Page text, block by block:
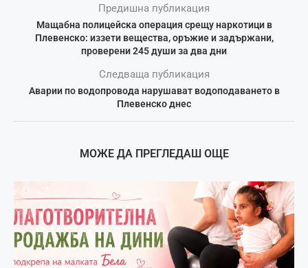
Предишна публикация
Мащабна полицейска операция срещу наркотици в
Плевенско: иззети вещества, оръжие и задържани,
проверени 245 души за два дни
Следваща публикация
Аварии по водопровода нарушават водоподаването в
Плевенско днес
МОЖЕ ДА ПРЕГЛЕДАШ ОЩЕ